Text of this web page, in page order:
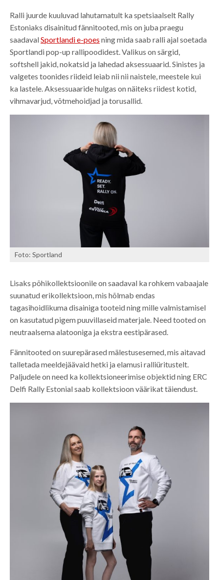
Ralli juurde kuuluvad lahutamatult ka spetsiaalselt Rally
Estoniaks disainitud fännitooted, mis on juba praegu
saadavalSportlandi e-poes ning mida saab ralli ajal soetada
Sportlandi pop-up rallipoodidest. Valikus on särgid,
softshell jakid, nokatsid ja lahedad aksessuaarid. Sinistes ja
valgetes toonides riideid leiab nii nii naistele, meestele kui
ka lastele. Aksessuaaride hulgas on näiteks riidest kotid,
vihmavarjud, võtmehoidjad ja torusallid.
Foto: Sportland
Lisaks põhikollektsioonile on saadaval ka rohkem vabaajale
suunatud erikollektsioon, mis hõlmab endas
tagasihoidlikuma disainiga tooteid ning mille valmistamisel
on kasutatud pigem puuvillaseid materjale. Need tooted on
neutraalsema alatooniga ja ekstra eestipärased.
Fännitooted on suurepärased mälestusesemed, mis aitavad
talletada meeldejäävaid hetki ja elamusi ralliüritustelt.
Paljudele on need ka kollektsioneerimise objektid ning ERC
Delfi Rally Estonial saab kollektsioon väärikat täiendust.